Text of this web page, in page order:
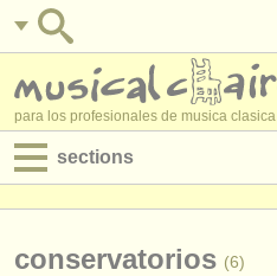
para los profesionales de musica clasica
sections
conservatorios (6)